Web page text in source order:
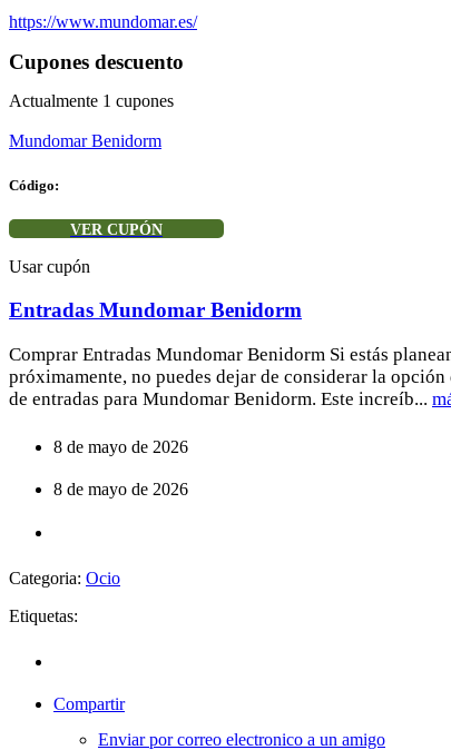
https://www.mundomar.es/
Cupones descuento
Actualmente 1 cupones
Mundomar Benidorm
Código:
VER CUPÓN
Usar cupón
Entradas Mundomar Benidorm
Comprar Entradas Mundomar Benidorm Si estás
próximamente, no puedes dejar de considerar la
de entradas para Mundomar Benidorm. Este increíb...
8 de mayo de 2026
8 de mayo de 2026
Categoria: Ocio
Etiquetas:
Compartir
Enviar por correo electronico a un amigo